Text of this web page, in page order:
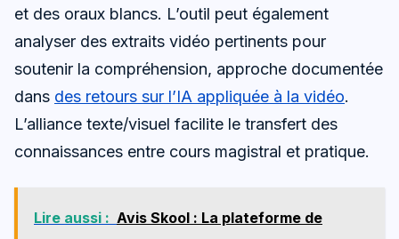
et des oraux blancs. L’outil peut également
analyser des extraits vidéo pertinents pour
soutenir la compréhension, approche documentée
dans des retours sur l’IA appliquée à la vidéo.
L’alliance texte/visuel facilite le transfert des
connaissances entre cours magistral et pratique.
Lire aussi : Avis Skool : La plateforme de